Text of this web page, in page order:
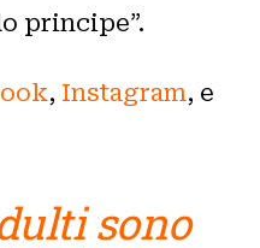
principe”.
, Instagram, e
sono